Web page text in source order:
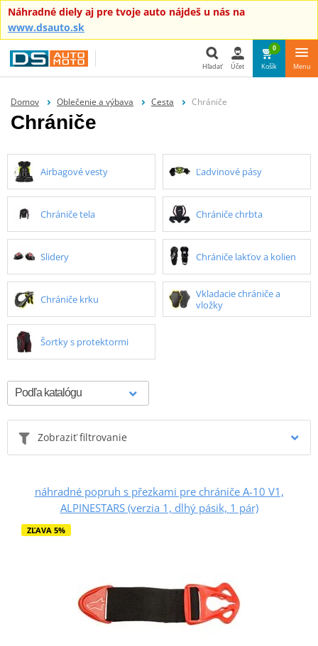
Náhradné diely aj pre tvoje auto nájdeš u nás na
www.dsauto.sk
Hľadať Účet
0
Košík Menu
Domov Oblečenie a výbava Cesta Chrániče
Chrániče
Airbagové vesty Ľadvinové pásy
Chrániče tela Chrániče chrbta
Slidery Chrániče lakťov a kolien
Chrániče krku
Vkladacie chrániče a
vložky
Šortky s protektormi
Zobraziť filtrovanie
náhradné popruh s přezkami pre chrániče A-10 V1,
ALPINESTARS (verzia 1, dlhý pásik, 1 pár)
ZĽAVA 5%